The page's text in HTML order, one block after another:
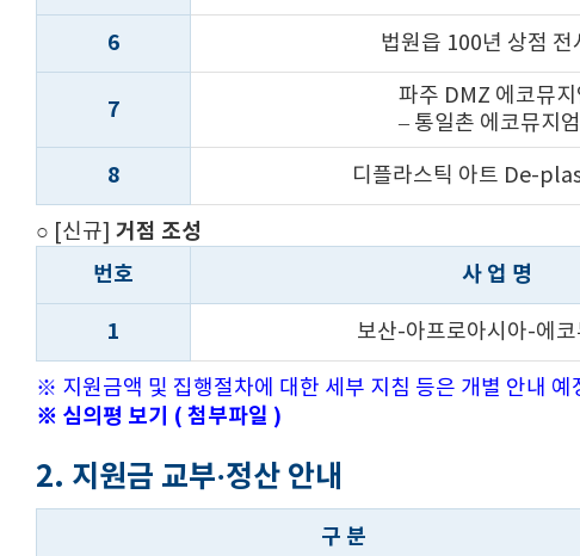
6 법원읍 100년 상점 전
7
파주 DMZ 에코뮤지
– 통일촌 에코뮤지
8 디플라스틱 아트 De-
○ [신규] 거점 조성
번호
사 업 명
1 보산-아프로아시아-에코
※ 지원금액 및 집행절차에 대한 세부 지침 등은 개별 안내 예
※ 심의평 보기 ( 첨부파일 )
2. 지원금 교부·정산 안내
구 분